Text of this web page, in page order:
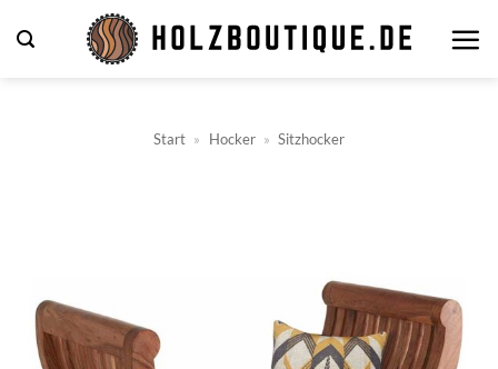
Inhalt
Start » Hocker » Sitzhocker